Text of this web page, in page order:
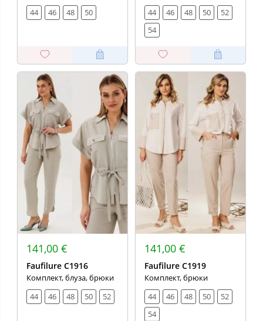
44
46 48 50
44
46 48 50
52
54
141,00 €
Faufilure C1916
Комплект, блуза, брюки
44
46 48 50 52
141,00 €
Faufilure C1919
Комплект, брюки
44
46 48 50
52
54